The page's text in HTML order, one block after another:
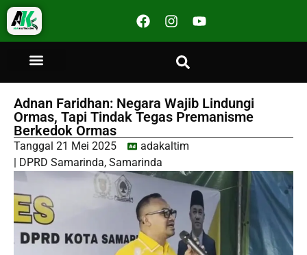
Adnan Faridhan: Negara Wajib Lindungi
Ormas, Tapi Tindak Tegas Premanisme
Berkedok Ormas
Tanggal 21 Mei 2025
adakaltim
DPRD Samarinda, Samarinda